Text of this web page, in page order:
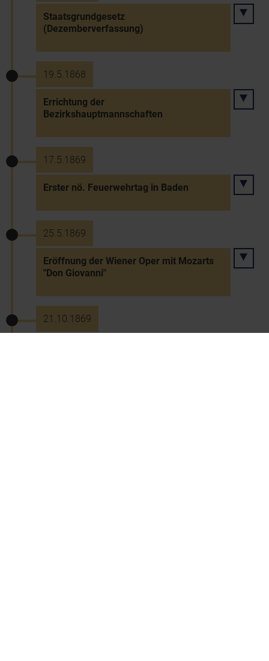
Staatsgrundgesetz
(Dezemberverfassung)
19.5.1868
Errichtung der
Bezirkshauptmannschaften
17.5.1869
Erster nö. Feuerwehrtag in Baden
25.5.1869
Eröffnung der Wiener Oper mit Mozarts
"Don Giovanni"
21.10.1869